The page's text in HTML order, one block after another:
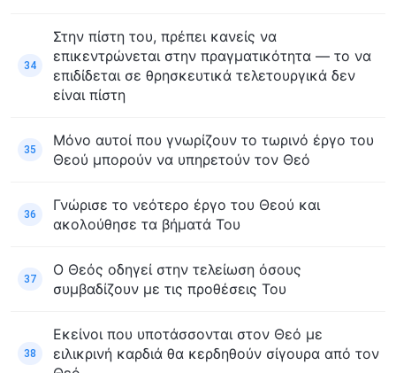
34
Στην πίστη του, πρέπει κανείς να
επικεντρώνεται στην πραγματικότητα — το να
επιδίδεται σε θρησκευτικά τελετουργικά δεν
είναι πίστη
35
Μόνο αυτοί που γνωρίζουν το τωρινό έργο του
Θεού μπορούν να υπηρετούν τον Θεό
36
Γνώρισε το νεότερο έργο του Θεού και
ακολούθησε τα βήματά Του
37
Ο Θεός οδηγεί στην τελείωση όσους
συμβαδίζουν με τις προθέσεις Του
38
Εκείνοι που υποτάσσονται στον Θεό με
ειλικρινή καρδιά θα κερδηθούν σίγουρα από τον